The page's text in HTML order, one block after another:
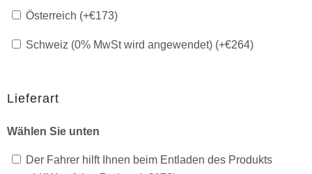
Österreich (+€173)
Schweiz (0% MwSt wird angewendet) (+€264)
Lieferart
Wählen Sie unten
Der Fahrer hilft Ihnen beim Entladen des Produkts